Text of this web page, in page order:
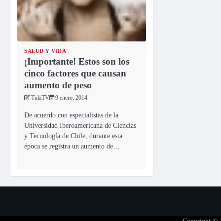
SALUD Y VIDA
¡Importante! Estos son los
cinco factores que causan
aumento de peso
TulaTV 9 enero, 2014
De acuerdo con especialistas de la
Universidad Iberoamericana de Ciencias
y Tecnología de Chile, durante esta
época se registra un aumento de…